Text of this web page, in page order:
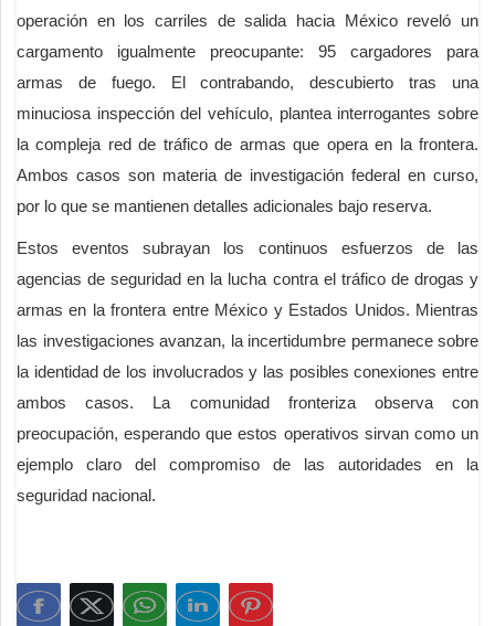
operación en los carriles de salida hacia México reveló un
cargamento igualmente preocupante: 95 cargadores para
armas de fuego. El contrabando, descubierto tras una
minuciosa inspección del vehículo, plantea interrogantes sobre
la compleja red de tráfico de armas que opera en la frontera.
Ambos casos son materia de investigación federal en curso,
por lo que se mantienen detalles adicionales bajo reserva.
Estos eventos subrayan los continuos esfuerzos de las
agencias de seguridad en la lucha contra el tráfico de drogas y
armas en la frontera entre México y Estados Unidos. Mientras
las investigaciones avanzan, la incertidumbre permanece sobre
la identidad de los involucrados y las posibles conexiones entre
ambos casos. La comunidad fronteriza observa con
preocupación, esperando que estos operativos sirvan como un
ejemplo claro del compromiso de las autoridades en la
seguridad nacional.